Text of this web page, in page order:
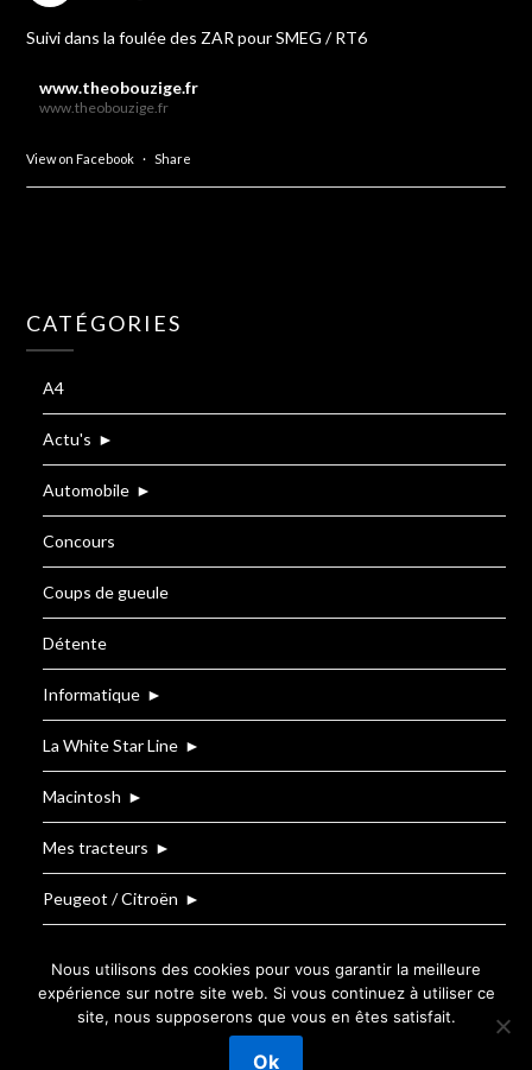
Suivi dans la foulée des ZAR pour SMEG / RT6
www.theobouzige.fr
www.theobouzige.fr
View on Facebook · Share
CATÉGORIES
A4
Actu's ►
Automobile ►
Concours
Coups de gueule
Détente
Informatique ►
La White Star Line ►
Macintosh ►
Mes tracteurs ►
Peugeot / Citroën ►
©2026 Le Blog de T.BOUZIGE
Nous utilisons des cookies pour vous garantir la meilleure
expérience sur notre site web. Si vous continuez à utiliser ce
site, nous supposerons que vous en êtes satisfait.
Ok